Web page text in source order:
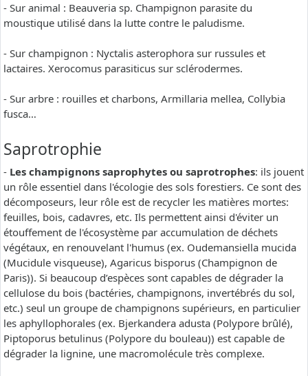
- Sur animal : Beauveria sp. Champignon parasite du
moustique utilisé dans la lutte contre le paludisme.
- Sur champignon : Nyctalis asterophora sur russules et
lactaires. Xerocomus parasiticus sur sclérodermes.
- Sur arbre : rouilles et charbons, Armillaria mellea, Collybia
fusca…
Saprotrophie
- Les champignons saprophytes ou saprotrophes: ils jouent
un rôle essentiel dans l'écologie des sols forestiers. Ce sont des
décomposeurs, leur rôle est de recycler les matières mortes:
feuilles, bois, cadavres, etc. Ils permettent ainsi d'éviter un
étouffement de l'écosystème par accumulation de déchets
végétaux, en renouvelant l'humus (ex. Oudemansiella mucida
(Mucidule visqueuse), Agaricus bisporus (Champignon de
Paris)). Si beaucoup d’espèces sont capables de dégrader la
cellulose du bois (bactéries, champignons, invertébrés du sol,
etc.) seul un groupe de champignons supérieurs, en particulier
les aphyllophorales (ex. Bjerkandera adusta (Polypore brûlé),
Piptoporus betulinus (Polypore du bouleau)) est capable de
dégrader la lignine, une macromolécule très complexe.